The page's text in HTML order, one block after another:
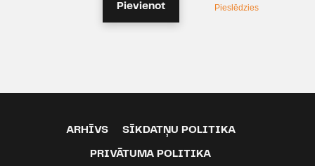
Pievienot Pieslēdzies
ARHĪVS SĪKDATŅU POLITIKA
PRIVĀTUMA POLITIKA